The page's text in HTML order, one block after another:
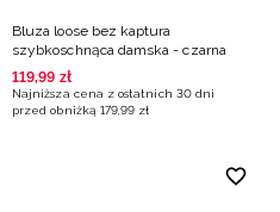
Bluza loose bez kaptura
szybkoschnąca damska - czarna
119,99 zł
Najniższa cena z ostatnich 30 dni
przed obniżką 179,99 zł